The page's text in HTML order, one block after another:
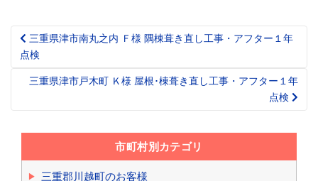
Post
navigation
三重県津市南丸之内 Ｆ様 隅棟葺き直し工事・アフター１年
点検
三重県津市戸木町 Ｋ様 屋根･棟葺き直し工事・アフター１年
点検
市町村別カテゴリ
三重郡川越町のお客様